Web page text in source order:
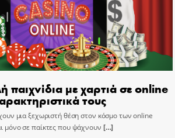
παιχνίδια με χαρτιά σε online
τους
μια ξεχωριστή θέση στον κόσμο των online
μόνο σε παίκτες που ψάχνουν […]